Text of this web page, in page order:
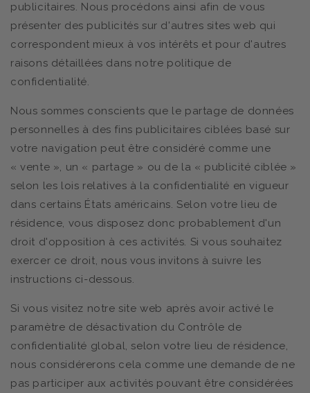
publicitaires. Nous procédons ainsi afin de vous
présenter des publicités sur d'autres sites web qui
correspondent mieux à vos intérêts et pour d'autres
raisons détaillées dans notre politique de
confidentialité.
Nous sommes conscients que le partage de données
personnelles à des fins publicitaires ciblées basé sur
votre navigation peut être considéré comme une
« vente », un « partage » ou de la « publicité ciblée »
selon les lois relatives à la confidentialité en vigueur
dans certains États américains. Selon votre lieu de
résidence, vous disposez donc probablement d'un
droit d'opposition à ces activités. Si vous souhaitez
exercer ce droit, nous vous invitons à suivre les
instructions ci-dessous.
Si vous visitez notre site web après avoir activé le
paramètre de désactivation du Contrôle de
confidentialité global, selon votre lieu de résidence,
nous considérerons cela comme une demande de ne
pas participer aux activités pouvant être considérées